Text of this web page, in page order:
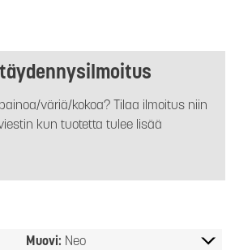
väriä/kokoa? Tilaa ilmoitus niin
kun tuotetta tulee lisää
Muovi: Neo